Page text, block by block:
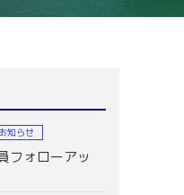
用保険）
お知らせ
フォローアッ